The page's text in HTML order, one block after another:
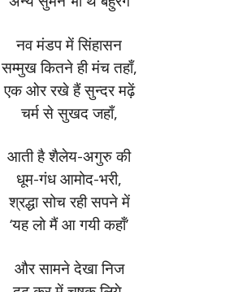
नव मंडप में सिंहासन
सम्मुख कितने ही मंच तहाँ,
एक ओर रखे हैं सुन्दर मढ़ें
चर्म से सुखद जहाँ,
आती है शैलेय-अगुरु की
धूम-गंध आमोद-भरी,
श्रद्धा सोच रही सपने में
‘यह लो मैं आ गयी कहाँ’
और सामने देखा निज